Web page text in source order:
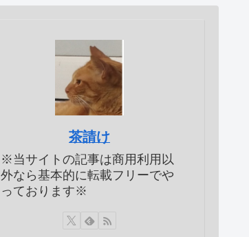
茶請け
※当サイトの記事は商用利用以
外なら基本的に転載フリーでや
っております※